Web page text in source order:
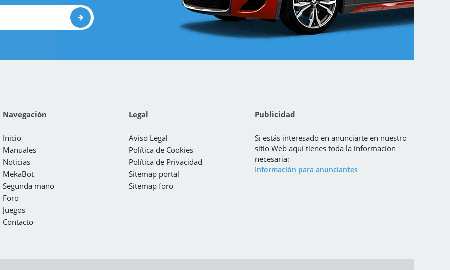
Navegación
Inicio
Manuales
Noticias
MekaBot
Segunda mano
Foro
Juegos
Contacto
Legal
Aviso Legal
Política de Cookies
Política de Privacidad
Sitemap portal
Sitemap foro
Publicidad
Si estás interesado en anunciarte en nuestro
sitio Web aquí tienes toda la información
necesaria:
Información para anunciantes